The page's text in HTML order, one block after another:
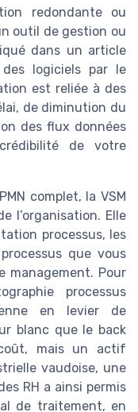
redondante ou
outil de gestion ou
dans un article
logiciels par le
est reliée à des
de diminution du
des flux données
de votre
complet, la VSM
l’organisation. Elle
processus, les
que vous
management. Pour
processus
en levier de
blanc que le back
mais un actif
vaudoise, une
RH a ainsi permis
de traitement, en